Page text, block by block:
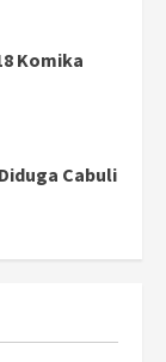
Komika
Cabuli